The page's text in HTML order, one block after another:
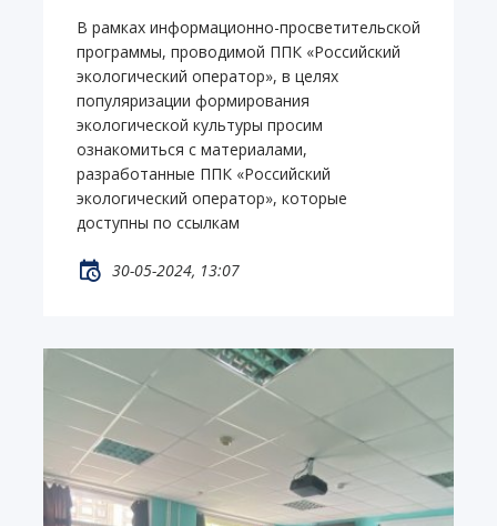
В рамках информационно-просветительской
программы, проводимой ППК «Российский
экологический оператор», в целях
популяризации формирования
экологической культуры просим
ознакомиться с материалами,
разработанные ППК «Российский
экологический оператор», которые
доступны по ссылкам
30-05-2024, 13:07